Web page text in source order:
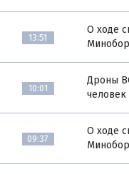
13:51
О ходе
10:01
Дроны
человек
09:37
О ходе